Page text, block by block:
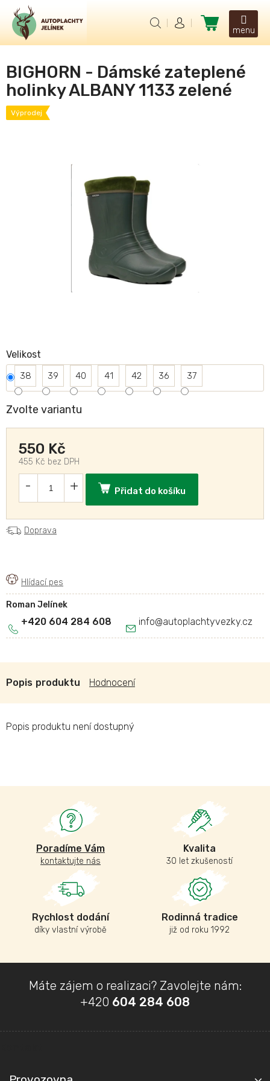
obsah
Nákupní
košík
BIGHORN - Dámské zateplené
holinky ALBANY 1133 zelené
Výprodej
Zvolte variantu
Velikost
38 39 40 41 42 36 37
550 Kč
455 Kč bez DPH
Přidat do košíku
Roman Jelínek
info@autoplachtyvezky.cz
+420 604 284 608
Doprava
Poradíme Vám
kontaktujte nás
Kvalita
30 let zkušeností
Rychlost dodání
díky vlastní výrobě
Rodinná tradice
již od roku 1992
Popis Hodnocení
Popis produktu není dostupný
a
Máte zájem o realizaci? Zavolejte nám:
+420 604 284 608